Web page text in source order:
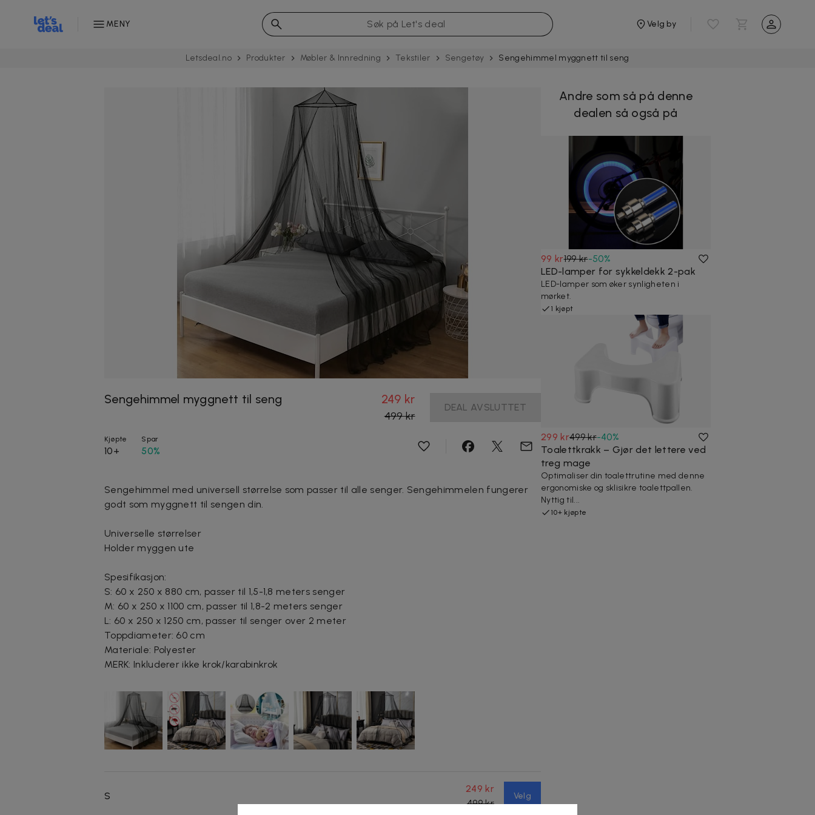
MENY Velg by
Letsdeal.no Produkter Møbler & Innredning Tekstiler Sengetøy Sengehimmel myggnett til seng
Sengehimmel myggnett til seng 249 kr
499 kr
DEAL AVSLUTTET
Kjøpte
10+
Spar
50%
Sengehimmel med universell størrelse som passer til alle senger. Sengehimmelen fungerer
godt som myggnett til sengen din.
Universelle størrelser
Holder myggen ute
Spesifikasjon:
S: 60 x 250 x 880 cm, passer til 1,5-1,8 meters senger
M: 60 x 250 x 1100 cm, passer til 1,8-2 meters senger
L: 60 x 250 x 1250 cm, passer til senger over 2 meter
Toppdiameter: 60 cm
Materiale: Polyester
MERK: Inkluderer ikke krok/karabinkrok
S
249 kr
499 kr
Velg
Andre som så på denne
dealen så også på
99 kr199 kr-50%
LED-lamper for sykkeldekk 2-pak
LED-lamper som øker synligheten i
mørket.
1 kjøpt
299 kr499 kr-40%
Toalettkrakk – Gjør det lettere ved
treg mage
Optimaliser din toalettrutine med denne
ergonomiske og sklisikre toalettpallen.
Nyttig til...
10+ kjøpte